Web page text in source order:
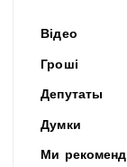
Відео
Гроші
Депутаты
Думки
Ми